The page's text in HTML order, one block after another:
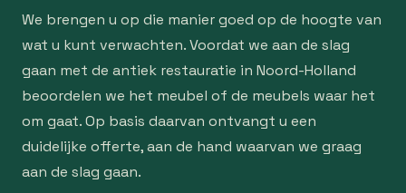
We brengen u op die manier goed op de hoogte van
wat u kunt verwachten. Voordat we aan de slag
gaan met de antiek restauratie in Noord-Holland
beoordelen we het meubel of de meubels waar het
om gaat. Op basis daarvan ontvangt u een
duidelijke offerte, aan de hand waarvan we graag
aan de slag gaan.